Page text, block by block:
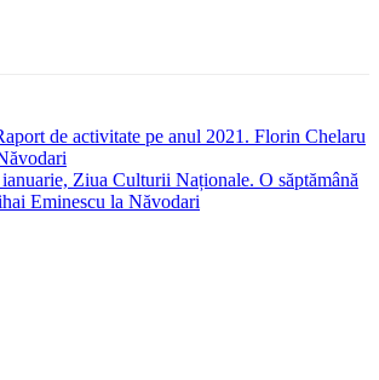
de activitate pe anul 2021. Florin Chelaru
Ziua Culturii Naționale. O săptămână
Eminescu la Năvodari